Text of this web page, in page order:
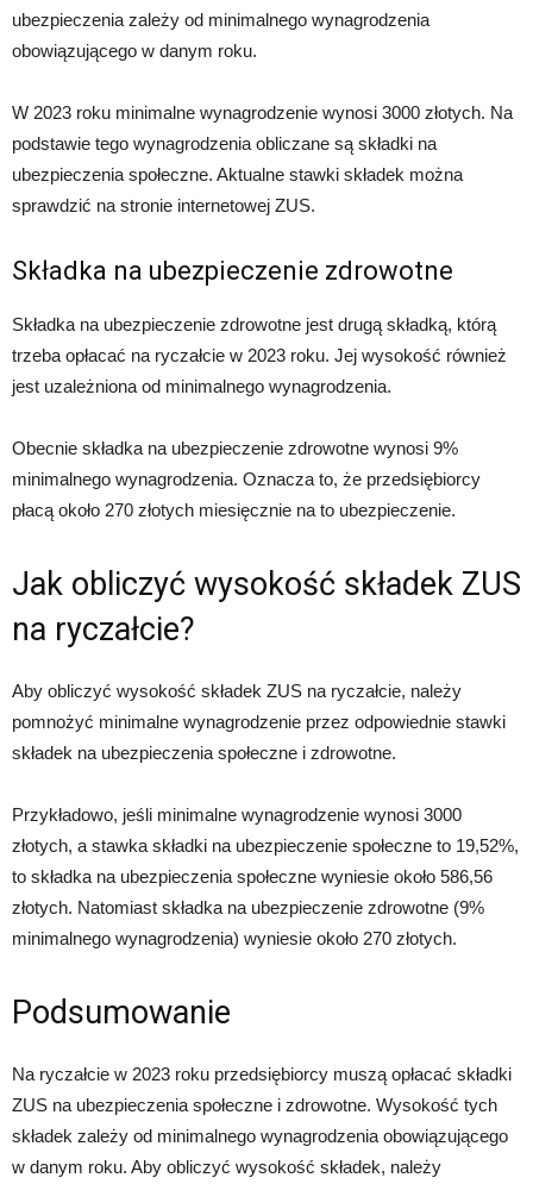
ubezpieczenia zależy od minimalnego wynagrodzenia
obowiązującego w danym roku.
W 2023 roku minimalne wynagrodzenie wynosi 3000 złotych. Na
podstawie tego wynagrodzenia obliczane są składki na
ubezpieczenia społeczne. Aktualne stawki składek można
sprawdzić na stronie internetowej ZUS.
Składka na ubezpieczenie zdrowotne
Składka na ubezpieczenie zdrowotne jest drugą składką, którą
trzeba opłacać na ryczałcie w 2023 roku. Jej wysokość również
jest uzależniona od minimalnego wynagrodzenia.
Obecnie składka na ubezpieczenie zdrowotne wynosi 9%
minimalnego wynagrodzenia. Oznacza to, że przedsiębiorcy
płacą około 270 złotych miesięcznie na to ubezpieczenie.
Jak obliczyć wysokość składek ZUS
na ryczałcie?
Aby obliczyć wysokość składek ZUS na ryczałcie, należy
pomnożyć minimalne wynagrodzenie przez odpowiednie stawki
składek na ubezpieczenia społeczne i zdrowotne.
Przykładowo, jeśli minimalne wynagrodzenie wynosi 3000
złotych, a stawka składki na ubezpieczenie społeczne to 19,52%,
to składka na ubezpieczenia społeczne wyniesie około 586,56
złotych. Natomiast składka na ubezpieczenie zdrowotne (9%
minimalnego wynagrodzenia) wyniesie około 270 złotych.
Podsumowanie
Na ryczałcie w 2023 roku przedsiębiorcy muszą opłacać składki
ZUS na ubezpieczenia społeczne i zdrowotne. Wysokość tych
składek zależy od minimalnego wynagrodzenia obowiązującego
w danym roku. Aby obliczyć wysokość składek, należy